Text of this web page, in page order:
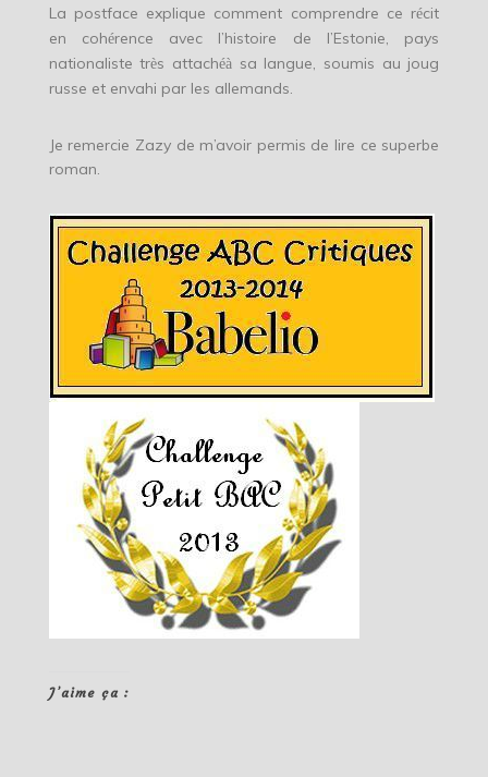
La postface explique comment comprendre ce récit
en cohérence avec l’histoire de l’Estonie, pays
nationaliste très attachéà sa langue, soumis au joug
russe et envahi par les allemands.
Je remercie Zazy de m’avoir permis de lire ce superbe
roman.
J’aime ça :